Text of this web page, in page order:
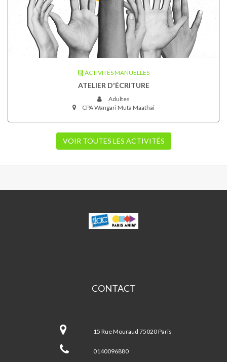
ACTIVITÉS MANUELLES
ATELIER D'ÉCRITURE
Adultes
CPA Wangari Muta Maathai
VOIR TOUTES LES ACTIVITÉS
WANGARI
MUTA
CONTACT
Muta
MAATHAI
15 Rue Mouraud 75020 Paris
0140096880